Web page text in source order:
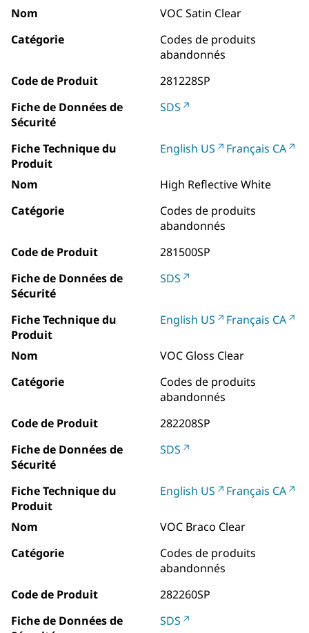
Nom
VOC Satin Clear
Catégorie
Codes de produits
abandonnés
Code de Produit
281228SP
Fiche de Données de
Sécurité
SDS
Fiche Technique du
Produit
English US Français CA
Nom
High Reflective White
Catégorie
Codes de produits
abandonnés
Code de Produit
281500SP
Fiche de Données de
Sécurité
SDS
Fiche Technique du
Produit
English US Français CA
Nom
VOC Gloss Clear
Catégorie
Codes de produits
abandonnés
Code de Produit
282208SP
Fiche de Données de
Sécurité
SDS
Fiche Technique du
Produit
English US Français CA
Nom
VOC Braco Clear
Catégorie
Codes de produits
abandonnés
Code de Produit
282260SP
Fiche de Données de
SDS